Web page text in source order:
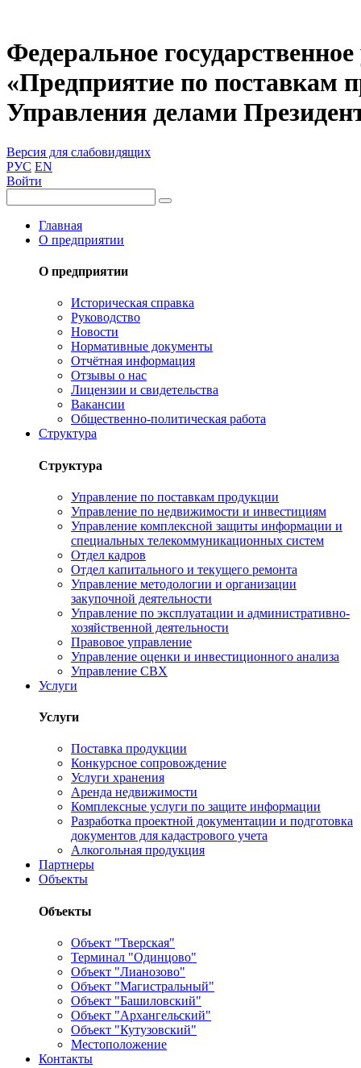
Федеральное
«Предприятие по поставкам
Управления делами
Версия для слабовидящих
РУС EN
Войти
Главная
О предприятии
О предприятии
Историческая справка
Руководство
Новости
Нормативные документы
Отчётная информация
Отзывы о нас
Лицензии и свидетельства
Вакансии
Общественно-политическая работа
Структура
Структура
Управление по поставкам продукции
Управление по недвижимости и инвестициям
Управление комплексной защиты информации и
специальных телекоммуникационных систем
Отдел кадров
Отдел капитального и текущего ремонта
Управление методологии и организации
закупочной деятельности
Управление по эксплуатации и административно-
хозяйственной деятельности
Правовое управление
Управление оценки и инвестиционного анализа
Управление СВХ
Услуги
Услуги
Поставка продукции
Конкурсное сопровождение
Услуги хранения
Аренда недвижимости
Комплексные услуги по защите информации
Разработка проектной документации и подготовка
документов для кадастрового учета
Алкогольная продукция
Партнеры
Объекты
Объекты
Объект "Тверская"
Терминал "Одинцово"
Объект "Лианозово"
Объект "Магистральный"
Объект "Башиловский"
Объект "Архангельский"
Объект "Кутузовский"
Местоположение
Контакты